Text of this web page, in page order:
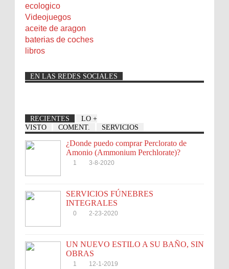
ecologico
Videojuegos
aceite de aragon
baterias de coches
libros
EN LAS REDES SOCIALES
RECIENTES
LO +
VISTO
COMENT. SERVICIOS
¿Donde puedo comprar Perclorato de
Amonio (Ammonium Perchlorate)?
1 3-8-2020
SERVICIOS FÚNEBRES
INTEGRALES
0 2-23-2020
UN NUEVO ESTILO A SU BAÑO, SIN
OBRAS
1 12-1-2019